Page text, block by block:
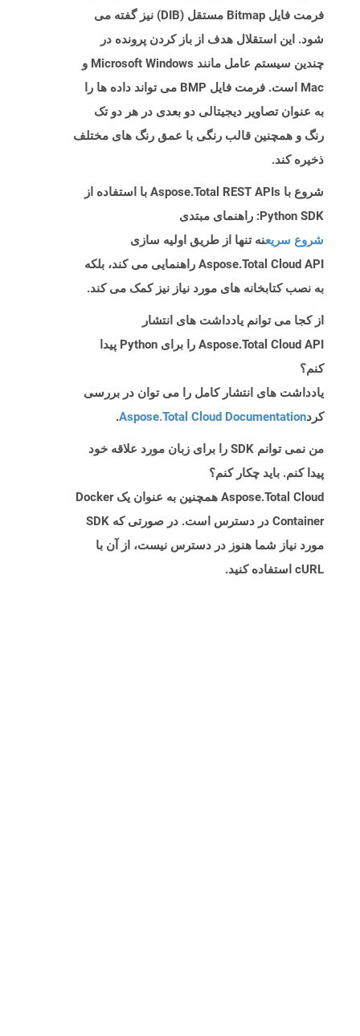
فرمت فایل Bitmap مستقل (DIB) نیز گفته می
شود. این استقلال هدف از باز کردن پرونده در
چندین سیستم عامل مانند Microsoft Windows و
Mac است. فرمت فایل BMP می تواند داده ها را
به عنوان تصاویر دیجیتالی دو بعدی در هر دو تک
رنگ و همچنین قالب رنگی با عمق رنگ های مختلف
ذخیره کند.
شروع با Aspose.Total REST APIs با استفاده از
Python SDK: راهنمای مبتدی
شروع سریعنه تنها از طریق اولیه سازی
Aspose.Total Cloud API راهنمایی می کند، بلکه
به نصب کتابخانه های مورد نیاز نیز کمک می کند.
از کجا می توانم یادداشت های انتشار
Aspose.Total Cloud API را برای Python پیدا
کنم؟
یادداشت های انتشار کامل را می توان در بررسی
کردAspose.Total Cloud Documentation
.
من نمی توانم SDK را برای زبان مورد علاقه خود
پیدا کنم. باید چکار کنم؟
Aspose.Total Cloud همچنین به عنوان یک Docker
Container در دسترس است. در صورتی که SDK
مورد نیاز شما هنوز در دسترس نیست، از آن با
cURL استفاده کنید.